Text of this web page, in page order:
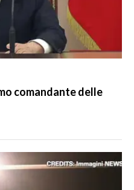
comandante delle